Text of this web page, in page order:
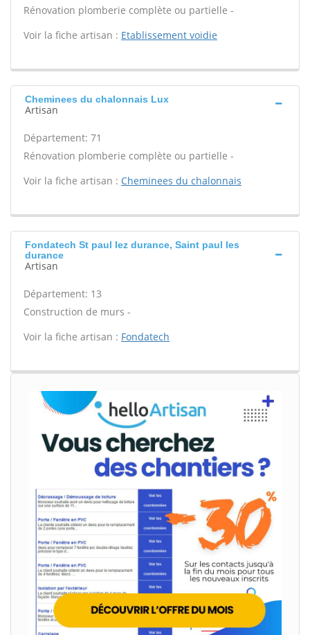
Rénovation plomberie complète ou partielle -
Voir la fiche artisan : Etablissement voidie
Cheminees du chalonnais Lux
Artisan
Département: 71
Rénovation plomberie complète ou partielle -
Voir la fiche artisan : Cheminees du chalonnais
Fondatech St paul lez durance, Saint paul les
durance
Artisan
Département: 13
Construction de murs -
Voir la fiche artisan : Fondatech